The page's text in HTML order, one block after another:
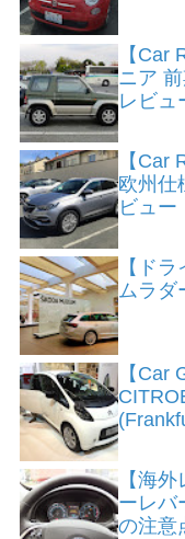
【Car
ニア
レビュ
【Car
欧州仕
ビュー
【ド
ムラダ
【Car
【海
ーレバ
の注意